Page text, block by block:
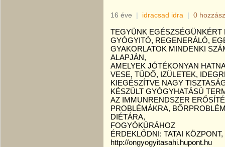
16 éve | idracsad idra | 0
TEGYÜNK
GYÓGYITÓ, REGENERÁLÓ,
GYAKORLATOK MINDENKI
ALAPJÁN,
AMELYEK JÓTÉKONYAN
VESE, TÜDŐ, IZÜLETEK,
KIEGÉSZÍTVE NAGY
KÉSZÜLT GYÓGYHATÁSÚ
AZ IMMUNRENDSZER
PROBLÉMÁKRA,
DIÉTÁRA,
FOGYÓKÚRÁHOZ
ÉRDEKLŐDNI: TATAI
http://ongyogyitasahi.hupont.hu